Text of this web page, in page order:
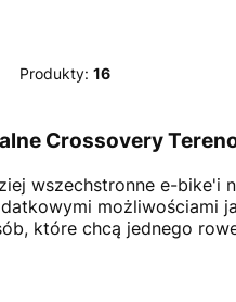
Produkty: 16
Crossovery
wszechstronne e-bike'i
możliwościami
które chcą jednego